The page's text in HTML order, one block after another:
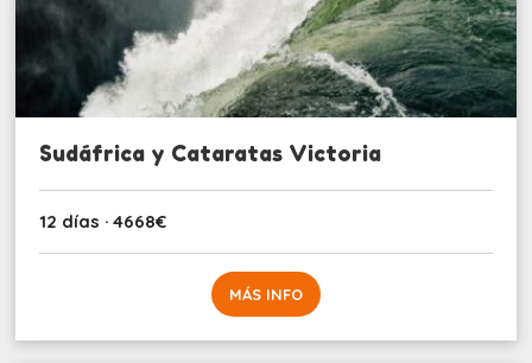
Sudáfrica y Cataratas Victoria
12 días · 4668€
MÁS INFO